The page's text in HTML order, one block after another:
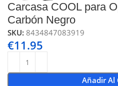
Carcasa COOL para
Carbón Negro
SKU:8434847083919
€11.95
Añadir Al